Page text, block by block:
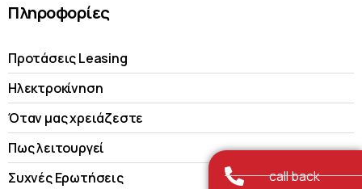
Πληροφορίες
Προτάσεις Leasing
Ηλεκτροκίνηση
Όταν μας χρειάζεστε
Πως λειτουργεί
Συχνές Ερωτήσεις
call back